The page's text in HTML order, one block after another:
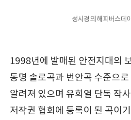
성시경의 해피버스데
1998년에 발매된 안전지대의
동명 솔로곡과 번안곡 수준으
알려져 있으며 유희열 단독 작
저작권 협회에 등록이 된 곡이